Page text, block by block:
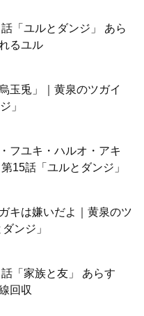
「ユルとダンジ」 あら
るユル
玉兎」｜黄泉のツガイ
」
フユキ・ハルオ・アキ
15話「ユルとダンジ」
キは嫌いだよ｜黄泉のツ
ンジ」
「家族と友」 あらす
回収